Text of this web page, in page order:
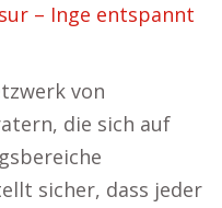
– Inge entspannt
von
die sich auf
sicher, dass jeder